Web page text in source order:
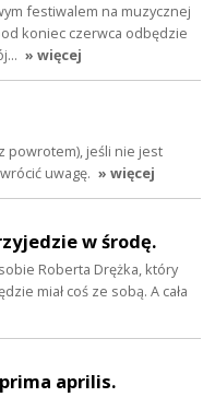
festiwalem na muzycznej
koniec czerwca odbędzie
» więcej
powrotem), jeśli nie jest
uwagę. » więcej
w środę.
Roberta Drężka, który
miał coś ze sobą. A cała
aprilis.